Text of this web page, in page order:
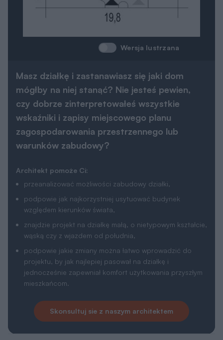
Wersja lustrzana
Masz działkę i zastanawiasz się jaki dom
mógłby na niej stanąć? Nie jesteś pewien,
czy dobrze zinterpretowałeś wszystkie
wskaźniki i zapisy miejscowego planu
zagospodarowania przestrzennego lub
warunków zabudowy?
Architekt pomoże Ci:
przeanalizować możliwości zabudowy działki,
podpowie jak najkorzystniej usytuować budynek
względem kierunków świata,
znajdzie projekt na działkę małą, o nietypowym kształcie,
wąską czy z wjazdem od południa,
podpowie jakie zmiany można łatwo wprowadzić do
projektu, by jak najlepiej pasował na działkę i
jednocześnie zapewniał komfort użytkowania przyszłym
mieszkańcom.
Skonsultuj sie z naszym architektem